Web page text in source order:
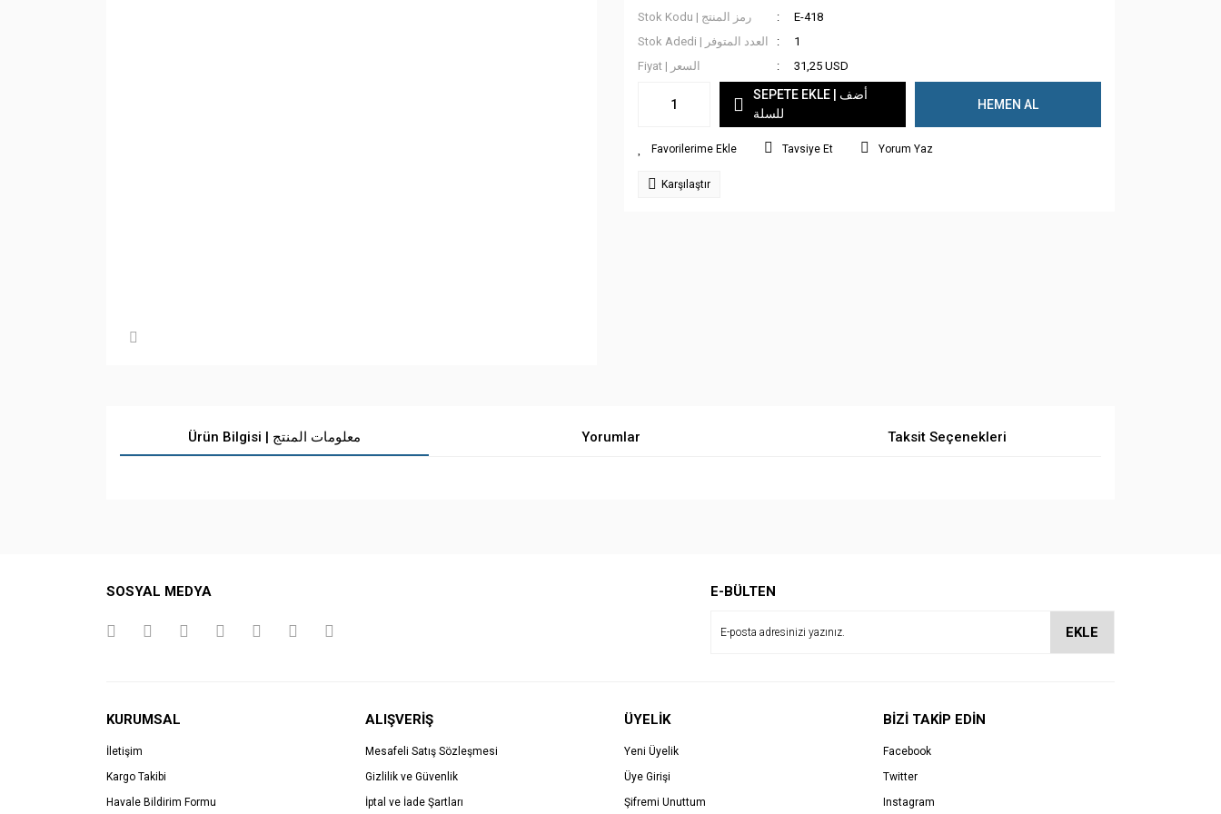
Stok Kodu | رمز المنتج
E-418
Stok Adedi | العدد المتوفر
1
Fiyat | السعر
31,25 USD
SEPETE EKLE | أضف
للسلة
HEMEN AL
Tavsiye Et Yorum Yaz
Karşılaştır
Ürün Bilgisi | معلومات المنتج Yorumlar Taksit Seçenekleri
SOSYAL MEDYA E-BÜLTEN
EKLE
KURUMSAL
İletişim
Kargo Takibi
Havale Bildirim Formu
ALIŞVERİŞ
Mesafeli Satış Sözleşmesi
Gizlilik ve Güvenlik
İptal ve İade Şartları
ÜYELİK
Yeni Üyelik
Üye Girişi
Şifremi Unuttum
BİZİ TAKİP EDİN
Facebook
Twitter
Instagram